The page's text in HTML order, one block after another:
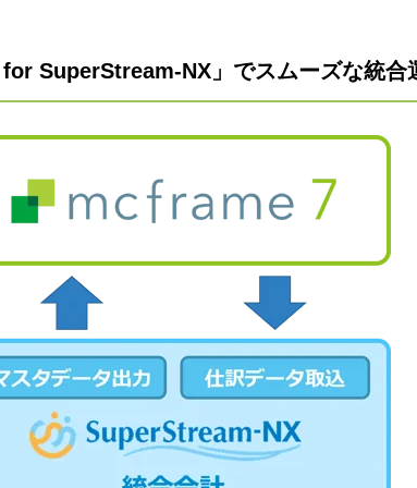
SuperStream-NX」でスムーズな統合